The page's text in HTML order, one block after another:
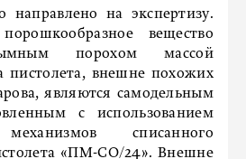
направлено на экспертизу.
вещество
порохом массой
пистолета, внешне похожих
являются самодельным
с использованием
списанного
«ПМ-СО/24». Внешне